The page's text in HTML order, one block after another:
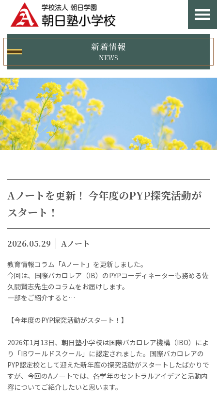
新着情報
NEWS
Aノートを更新！ 今年度のPYP探究活動が
スタート！
2026.05.29 Aノート
教育情報コラム「Aノート」を更新しました。
今回は、国際バカロレア（IB）のPYPコーディネーターも務める佐
久間賢志先生のコラムをお届けします。
一部をご紹介すると…
【今年度のPYP探究活動がスタート！】
2026年1月13日、朝日塾小学校は国際バカロレア機構（IBO）によ
り「IBワールドスクール」に認定されました。国際バカロレアの
PYP認定校として迎えた新年度の探究活動がスタートしたばかりで
すが、今回のAノートでは、各学年のセントラルアイデアと活動内
容についてご紹介したいと思います。